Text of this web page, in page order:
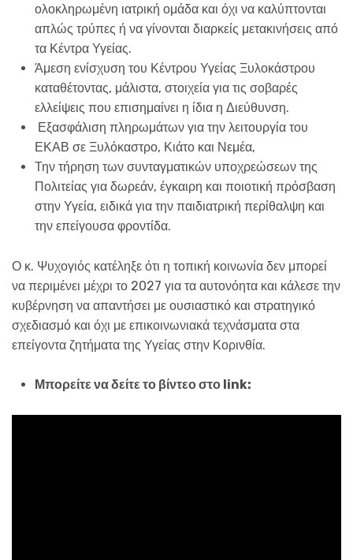
ολοκληρωμένη ιατρική ομάδα και όχι να καλύπτονται
απλώς τρύπες ή να γίνονται διαρκείς μετακινήσεις από
τα Κέντρα Υγείας.
Άμεση ενίσχυση του Κέντρου Υγείας Ξυλοκάστρου
καταθέτοντας, μάλιστα, στοιχεία για τις σοβαρές
ελλείψεις που επισημαίνει η ίδια η Διεύθυνση.
Εξασφάλιση πληρωμάτων για την λειτουργία του
ΕΚΑΒ σε Ξυλόκαστρο, Κιάτο και Νεμέα,
Την τήρηση των συνταγματικών υποχρεώσεων της
Πολιτείας για δωρεάν, έγκαιρη και ποιοτική πρόσβαση
στην Υγεία, ειδικά για την παιδιατρική περίθαλψη και
την επείγουσα φροντίδα.
Ο κ. Ψυχογιός κατέληξε ότι η τοπική κοινωνία δεν μπορεί
να περιμένει μέχρι το 2027 για τα αυτονόητα και κάλεσε την
κυβέρνηση να απαντήσει με ουσιαστικό και στρατηγικό
σχεδιασμό και όχι με επικοινωνιακά τεχνάσματα στα
επείγοντα ζητήματα της Υγείας στην Κορινθία.
Μπορείτε να δείτε το βίντεο στο link: